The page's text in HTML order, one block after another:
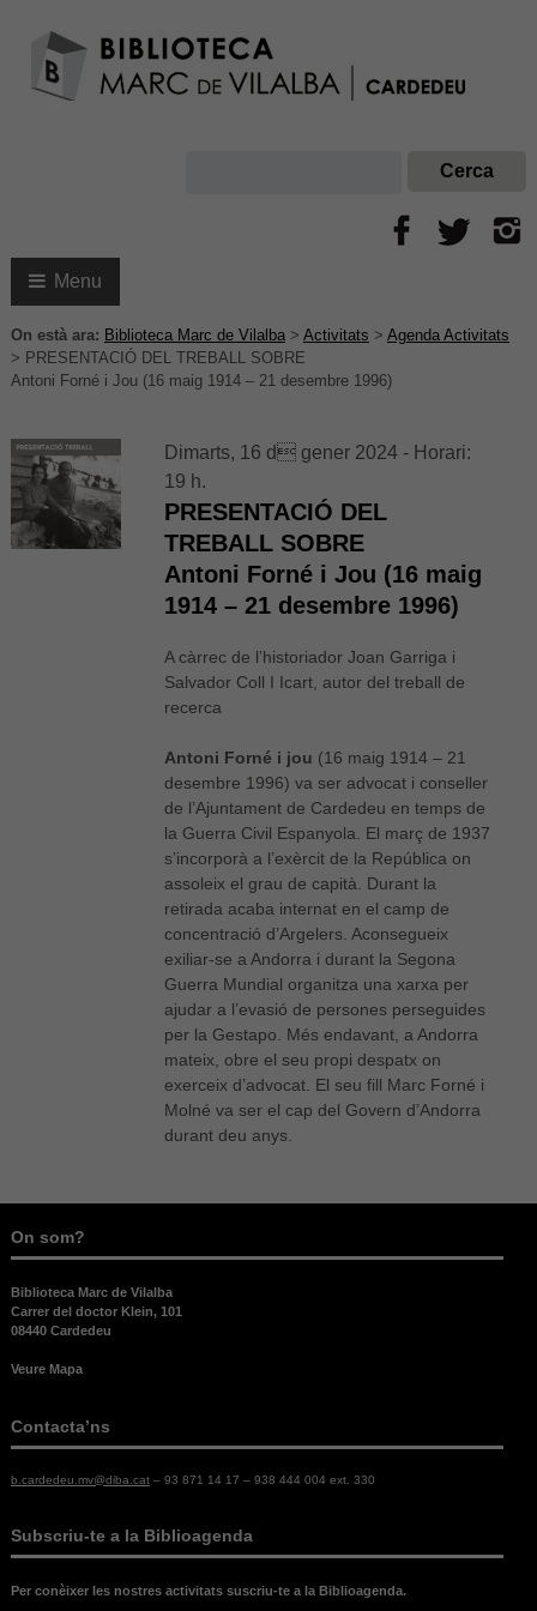
Menu
On està ara: Biblioteca Marc de Vilalba> Activitats > Agenda Activitats
> PRESENTACIÓ DEL TREBALL SOBRE
Antoni Forné i Jou (16 maig 1914 – 21 desembre 1996)
Dimarts, 16 d gener 2024 - Horari:
19 h.
PRESENTACIÓ DEL
TREBALL SOBRE
Antoni Forné i Jou (16 maig
1914 – 21 desembre 1996)
A càrrec de l’historiador Joan Garriga i
Salvador Coll I Icart, autor del treball de
recerca
Antoni Forné i jou (16 maig 1914 – 21
desembre 1996) va ser advocat i conseller
de l’Ajuntament de Cardedeu en temps de
la Guerra Civil Espanyola. El març de 1937
s’incorporà a l’exèrcit de la República on
assoleix el grau de capità. Durant la
retirada acaba internat en el camp de
concentració d’Argelers. Aconsegueix
exiliar-se a Andorra i durant la Segona
Guerra Mundial organitza una xarxa per
ajudar a l’evasió de persones perseguides
per la Gestapo. Més endavant, a Andorra
mateix, obre el seu propi despatx on
exerceix d’advocat. El seu fill Marc Forné i
Molné va ser el cap del Govern d’Andorra
durant deu anys.
On som?
Biblioteca Marc de Vilalba
Carrer del doctor Klein, 101
08440 Cardedeu
Veure Mapa
Contacta’ns
b.cardedeu.mv@diba.cat– 93 871 14 17 – 938 444 004 ext. 330
Subscriu-te a la Biblioagenda
Per conèixer les nostres activitats suscriu-te a la Biblioagenda.
són